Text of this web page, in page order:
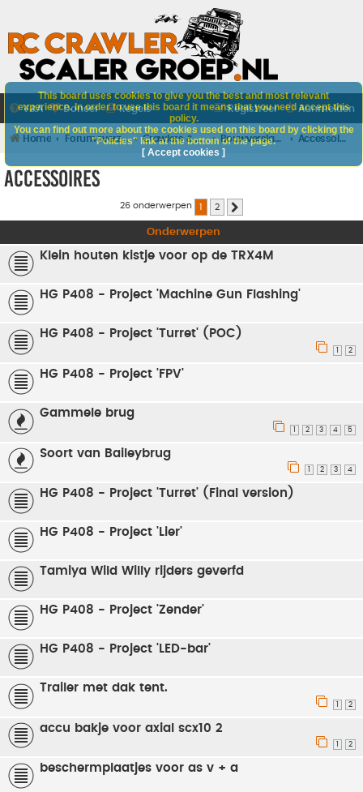
V&A Doneer Regels Aanmelden
Registreer
Home Forumoverzicht Crawlers & Scalers Bouwverslagen Accessoires
Accessoires
26 onderwerpen 2
Onderwerpen
Klein houten kistje voor op de TRX4M
HG P408 - Project 'Machine Gun Flashing'
HG P408 - Project 'Turret' (POC)
2
HG P408 - Project 'FPV'
Gammele brug
1 2 3 4 5
Soort van Baileybrug
2 3 4
HG P408 - Project 'Turret' (Final version)
HG P408 - Project 'Lier'
Tamiya Wild Willy rijders geverfd
HG P408 - Project 'Zender'
HG P408 - Project 'LED-bar'
Trailer met dak tent.
1 2
accu bakje voor axial scx10 2
2
beschermplaatjes voor as v + a
This board uses cookies to give you the best and most relevant
experience. In order to use this board it means that you need accept this
policy.
You can find out more about the cookies used on this board by clicking the
"Policies" link at the bottom of the page.
[ Accept cookies ]